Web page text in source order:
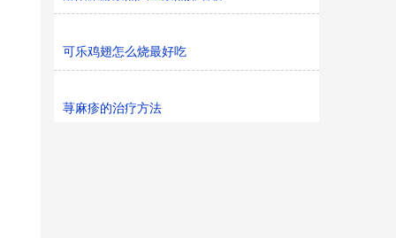
可乐鸡翅怎么烧最好吃
荨麻疹的治疗方法